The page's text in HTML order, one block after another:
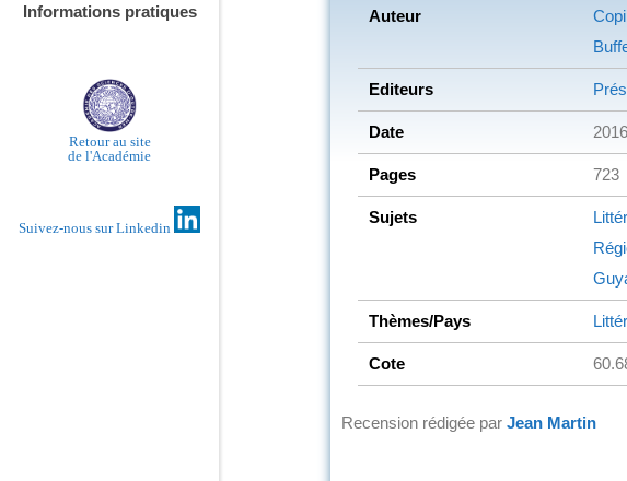
Informations pratiques
Retour au site
de l'Académie
Suivez-nous sur Linkedin
Auteur
Editeurs
Date 2016
Pages 723
Sujets
Thèmes/Pays
Cote
Recension rédigée par Jean Martin